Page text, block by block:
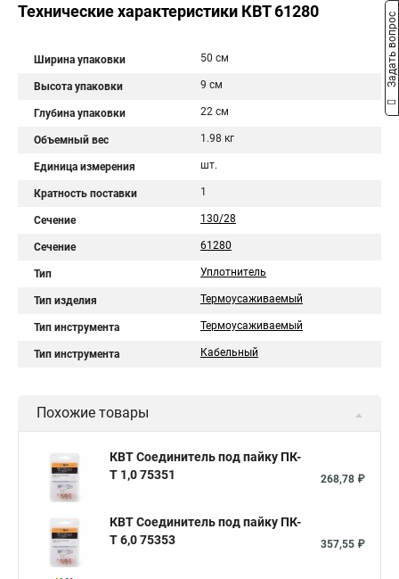
Технические характеристики КВТ 61280
Ширина упаковки 50 см
Высота упаковки 9 см
Глубина упаковки 22 см
Объемный вес 1.98 кг
Единица измерения шт.
Кратность поставки 1
Сечение 130/28
Сечение 61280
Тип Уплотнитель
Тип изделия Термоусаживаемый
Тип инструмента Термоусаживаемый
Тип инструмента Кабельный
Похожие товары
КВТ Соединитель под пайку ПК-
Т 1,0 75351
268,78 ₽
КВТ Соединитель под пайку ПК-
Т 6,0 75353
357,55 ₽
Задать вопрос